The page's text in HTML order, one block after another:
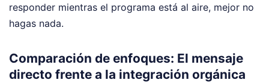
responder mientras el programa está al aire, mejor no
hagas nada.
Comparación de enfoques: El mensaje
directo frente a la integración orgánica